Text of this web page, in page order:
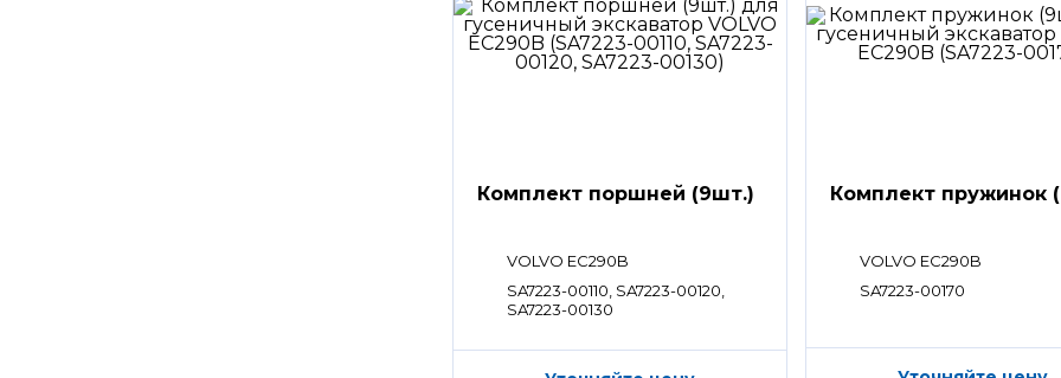
Комплект поршней (9шт.)
VOLVO EC290B
SA7223-00110, SA7223-00120,
SA7223-00130
Комплект пружинок
VOLVO EC290B
SA7223-00170